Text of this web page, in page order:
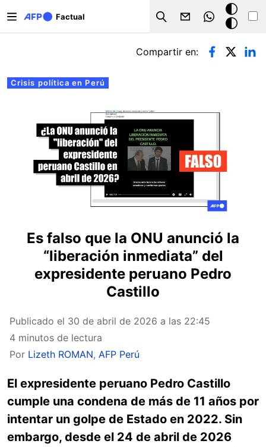
Factual
Search
Modo
oscuro
Solapas principales
Crisis política en Perú
Compartir en:
Es falso que la ONU anunció la
“liberación inmediata” del
expresidente peruano Pedro
Castillo
Publicado el 30 de abril de 2026 a las 22:45
4 minutos de lectura
Por Lizeth ROMAN, AFP Perú
El expresidente peruano Pedro Castillo
cumple una condena de más de 11 años por
intentar un golpe de Estado en 2022. Sin
embargo, desde el 24 de abril de 2026